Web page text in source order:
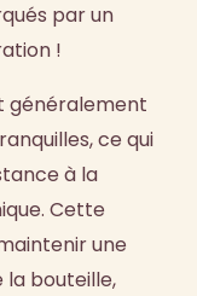
par un
!
généralement
ce qui
à la
Cette
une
la bouteille,